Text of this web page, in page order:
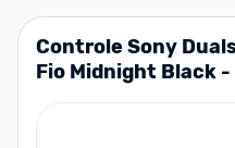
Controle Sony
Fio Midnight Black -